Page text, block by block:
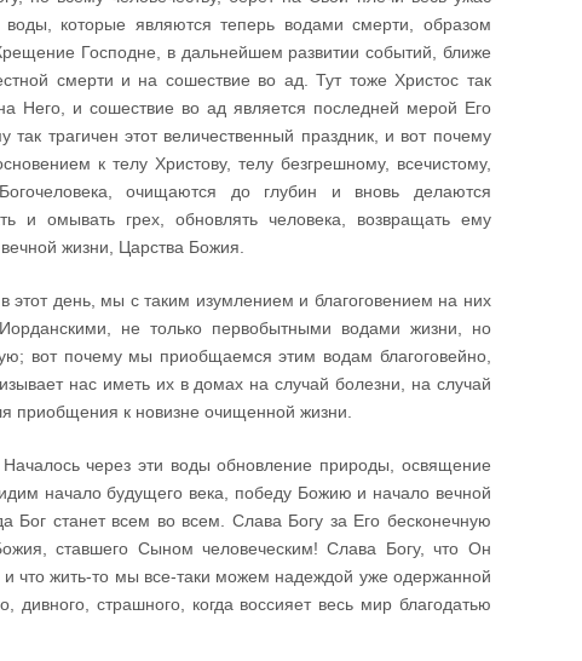
воды, которые являются теперь водами смерти, образом
Господне, в дальнейшем развитии событий, ближе
смерти и на сошествие во ад. Тут тоже Христос так
Него, и сошествие во ад является последней мерой Его
трагичен этот величественный праздник, и вот почему
к телу Христову, телу безгрешному, всечистому,
очищаются до глубин и вновь делаются
и омывать грех, обновлять человека, возвращать ему
жизни, Царства Божия.
этот день, мы с таким изумлением и благоговением на них
не только первобытными водами жизни, но
вот почему мы приобщаемся этим водам благоговейно,
нас иметь их в домах на случай болезни, на случай
приобщения к новизне очищенной жизни.
через эти воды обновление природы, освящение
начало будущего века, победу Божию и начало вечной
Бог станет всем во всем. Слава Богу за Его бесконечную
ставшего Сыном человеческим! Слава Богу, что Он
что жить-то мы все-таки можем надеждой уже одержанной
страшного, когда воссияет весь мир благодатью